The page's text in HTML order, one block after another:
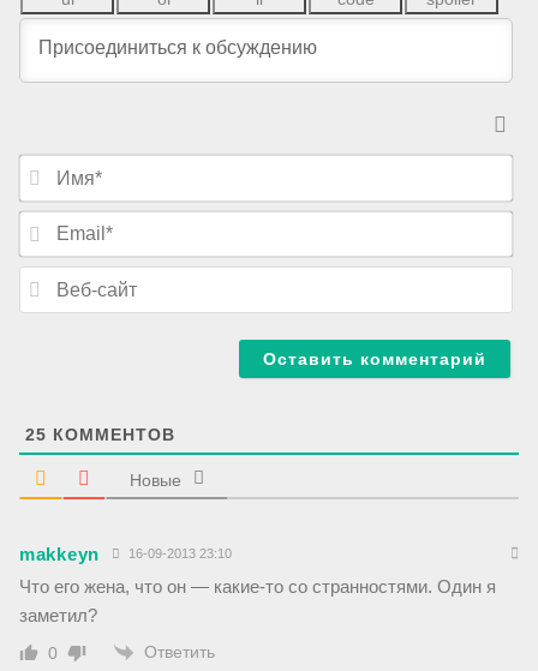
И
я
E
a
25 КОММЕНТОВ
Новые
makkeyn 16-09-2013 23:10
Что его жена, что он — какие-то со странностями. Один я
заметил?
0 Ответить